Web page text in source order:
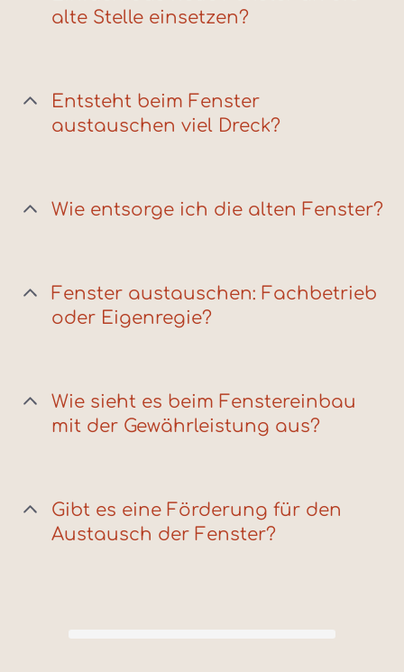
alte Stelle einsetzen?
Entsteht beim Fenster
austauschen viel Dreck?
Wie entsorge ich die alten Fenster?
Fenster austauschen: Fachbetrieb
oder Eigenregie?
Wie sieht es beim Fenstereinbau
mit der Gewährleistung aus?
Gibt es eine Förderung für den
Austausch der Fenster?